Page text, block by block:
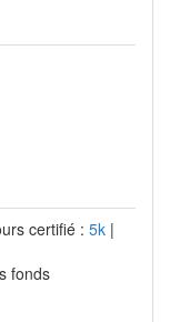
certifié : 5k |
fonds